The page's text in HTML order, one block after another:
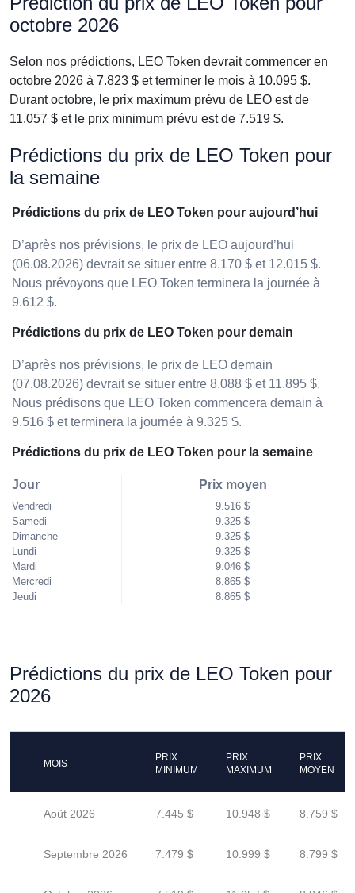
octobre 2026
Selon nos prédictions, LEO Token devrait commencer en
octobre 2026 à 7.823 $ et terminer le mois à 10.095 $.
Durant octobre, le prix maximum prévu de LEO est de
11.057 $ et le prix minimum prévu est de 7.519 $.
Prédictions du prix de LEO Token pour
la semaine
Prédictions du prix de LEO Token pour aujourd’hui
D’après nos prévisions, le prix de LEO aujourd’hui
(06.08.2026) devrait se situer entre 8.170 $ et 12.015 $.
Nous prévoyons que LEO Token terminera la journée à
9.612 $.
Prédictions du prix de LEO Token pour demain
D’après nos prévisions, le prix de LEO demain
(07.08.2026) devrait se situer entre 8.088 $ et 11.895 $.
Nous prédisons que LEO Token commencera demain à
9.516 $ et terminera la journée à 9.325 $.
Prédictions du prix de LEO Token pour la semaine
Jour
Vendredi
Samedi
Dimanche
Lundi
Mardi
Mercredi
Jeudi
Prix moyen
9.516 $
9.325 $
9.325 $
9.325 $
9.046 $
8.865 $
8.865 $
Prédictions du prix de LEO Token pour
2026
MOIS
PRIX
MINIMUM
PRIX
MAXIMUM
PRIX
MOYEN
Août 2026 7.445 $ 10.948 $ 8.759 $
Septembre 2026 7.479 $ 10.999 $ 8.799 $